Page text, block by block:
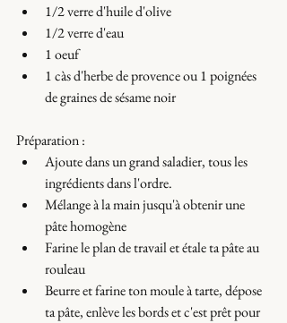
1/2 verre d'huile d'olive
1/2 verre d'eau
1 oeuf
1 càs d'herbe de provence ou 1 poignées
de graines de sésame noir
Préparation :
Ajoute dans un grand saladier, tous les
ingrédients dans l'ordre.
Mélange à la main jusqu'à obtenir une
pâte homogène
Farine le plan de travail et étale ta pâte au
rouleau
Beurre et farine ton moule à tarte, dépose
ta pâte, enlève les bords et c'est prêt pour